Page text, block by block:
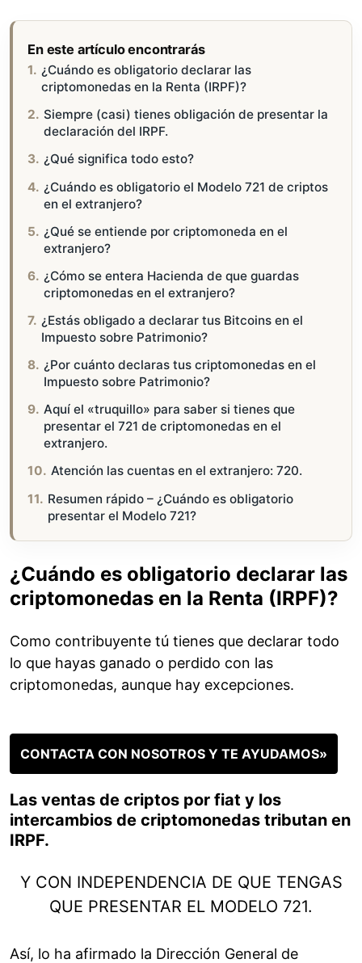
En este artículo encontrarás
¿Cuándo es obligatorio declarar las
criptomonedas en la Renta (IRPF)?
Siempre (casi) tienes obligación de presentar la
declaración del IRPF.
¿Qué significa todo esto?
¿Cuándo es obligatorio el Modelo 721 de criptos
en el extranjero?
¿Qué se entiende por criptomoneda en el
extranjero?
¿Cómo se entera Hacienda de que guardas
criptomonedas en el extranjero?
¿Estás obligado a declarar tus Bitcoins en el
Impuesto sobre Patrimonio?
¿Por cuánto declaras tus criptomonedas en el
Impuesto sobre Patrimonio?
Aquí el «truquillo» para saber si tienes que
presentar el 721 de criptomonedas en el
extranjero.
Atención las cuentas en el extranjero: 720.
Resumen rápido – ¿Cuándo es obligatorio
presentar el Modelo 721?
¿Cuándo es obligatorio declarar las
criptomonedas en la Renta (IRPF)?
Como contribuyente tú tienes que declarar todo
lo que hayas ganado o perdido con las
criptomonedas, aunque hay excepciones.
CONTACTA CON NOSOTROS Y TE AYUDAMOS»
Las ventas de criptos por fiat y los
intercambios de criptomonedas tributan en
IRPF.
Y CON INDEPENDENCIA DE QUE TENGAS
QUE PRESENTAR EL MODELO 721.
Así, lo ha afirmado la Dirección General de